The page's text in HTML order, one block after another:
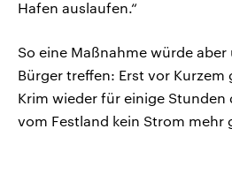
Hafen auslaufen.“
So eine Maßnahme würde
Bürger treffen: Erst vor
Krim wieder für einige Stunden
vom Festland kein Strom mehr